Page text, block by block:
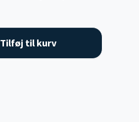
Tilføj til kurv